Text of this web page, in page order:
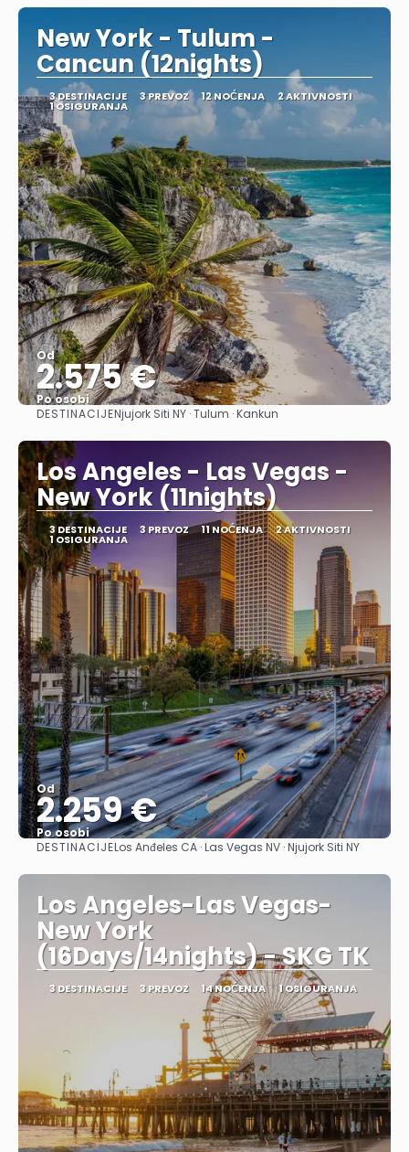
New York - Tulum -
Cancun (12nights)
3 DESTINACIJE 3 PREVOZ 12 NOĆENJA 2 AKTIVNOSTI
1 OSIGURANJA
Od
2.575 €
Po osobi
Pogledajte
DESTINACIJENjujork Siti NY · Tulum · Kankun
Los Angeles - Las Vegas -
New York (11nights)
3 DESTINACIJE 3 PREVOZ 11 NOĆENJA 2 AKTIVNOSTI
1 OSIGURANJA
Od
2.259 €
Po osobi
Pogledajte
DESTINACIJELos Anđeles CA · Las Vegas NV · Njujork Siti NY
Los Angeles-Las Vegas-
New York
(16Days/14nights) - SKG TK
3 DESTINACIJE 3 PREVOZ 14 NOĆENJA 1 OSIGURANJA